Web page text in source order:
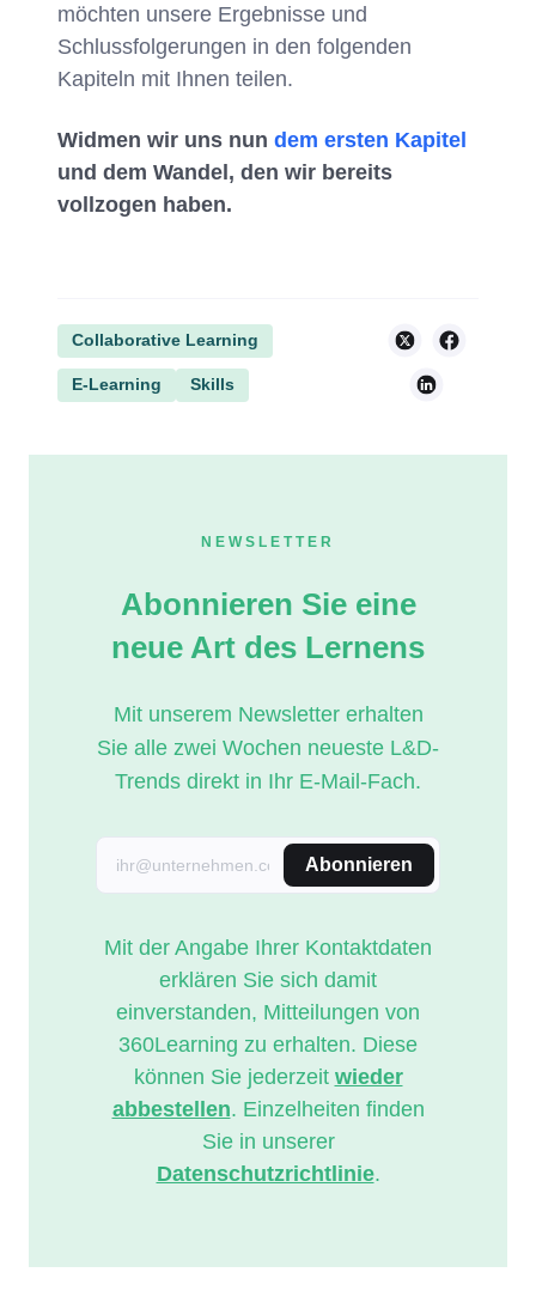
möchten unsere Ergebnisse und
Schlussfolgerungen in den folgenden
Kapiteln mit Ihnen teilen.
Widmen wir uns nun dem ersten Kapitel
und dem Wandel, den wir bereits
vollzogen haben.
Collaborative Learning
E-Learning Skills
NEWSLETTER
Abonnieren Sie eine
neue Art des Lernens
Mit unserem Newsletter erhalten
Sie alle zwei Wochen neueste L&D-
Trends direkt in Ihr E-Mail-Fach.
Abonnieren
Mit der Angabe Ihrer Kontaktdaten
erklären Sie sich damit
einverstanden, Mitteilungen von
360Learning zu erhalten. Diese
können Sie jederzeit wieder
abbestellen. Einzelheiten finden
Sie in unserer
Datenschutzrichtlinie.